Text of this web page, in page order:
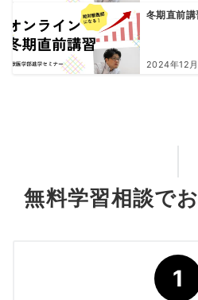
冬期直前
2024年12
無料学習相談で
1